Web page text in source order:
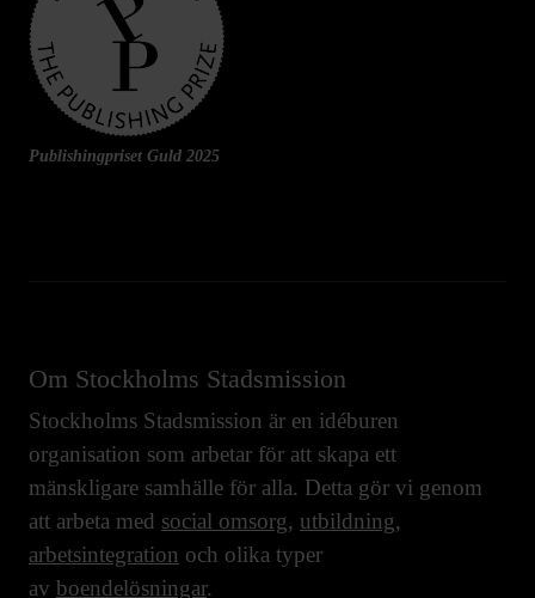
Publishingpriset Guld 2025
Om Stockholms Stadsmission
Stockholms Stadsmission är en idéburen
organisation som arbetar för att skapa ett
mänskligare samhälle för alla. Detta gör vi genom
att arbeta med social omsorg, utbildning,
arbetsintegration och olika typer
av boendelösningar.